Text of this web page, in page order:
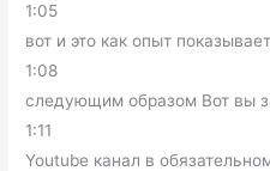
1:05
вот и это как опыт
1:08
следующим образом Вот вы
1:11
Youtube канал в